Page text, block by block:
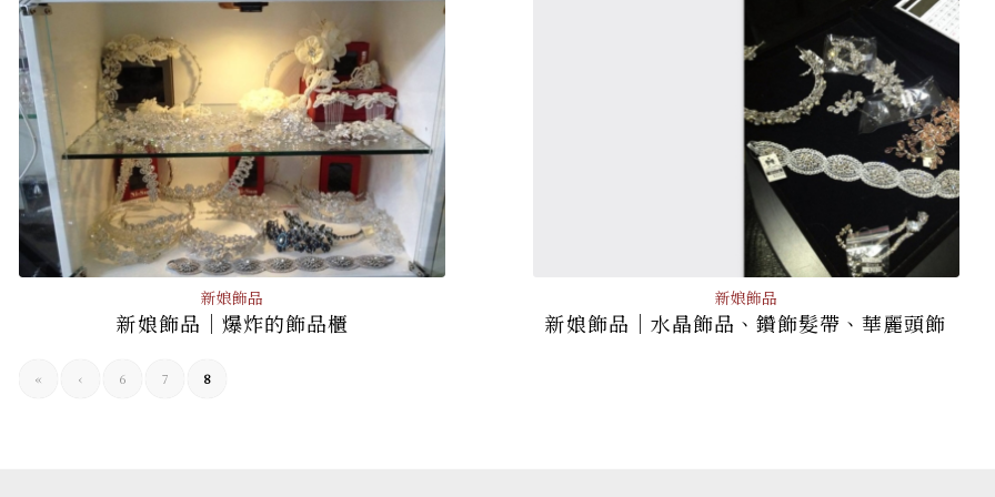
新娘飾品
新娘飾品│爆炸的飾品櫃
新娘飾品
新娘飾品│水晶飾品、鑽飾髮帶、華麗頭飾
« ‹ 6 7 8